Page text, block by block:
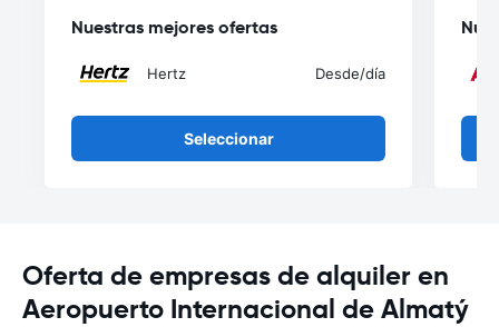
Nuestras mejores ofertas
Hertz Desde/día
Seleccionar
Oferta de empresas de alquiler en
Aeropuerto Internacional de Almatý